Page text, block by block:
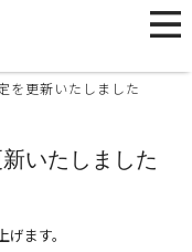
を更新いたしました
いたしました
ます。